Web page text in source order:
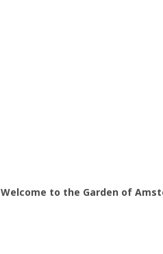
Welcome to the Garden of